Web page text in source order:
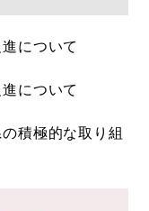
について
について
積極的な取り組